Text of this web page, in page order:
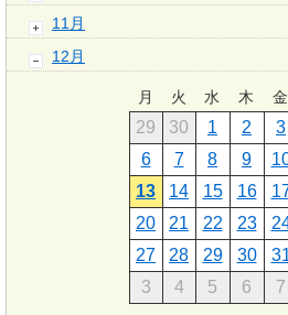
11月
12月
月 火 水 木 金
29 30 1 2 3
6
7 8 9
13
14 15 16
20
21 22 23
27
28 29 30
3
4 5 6 7